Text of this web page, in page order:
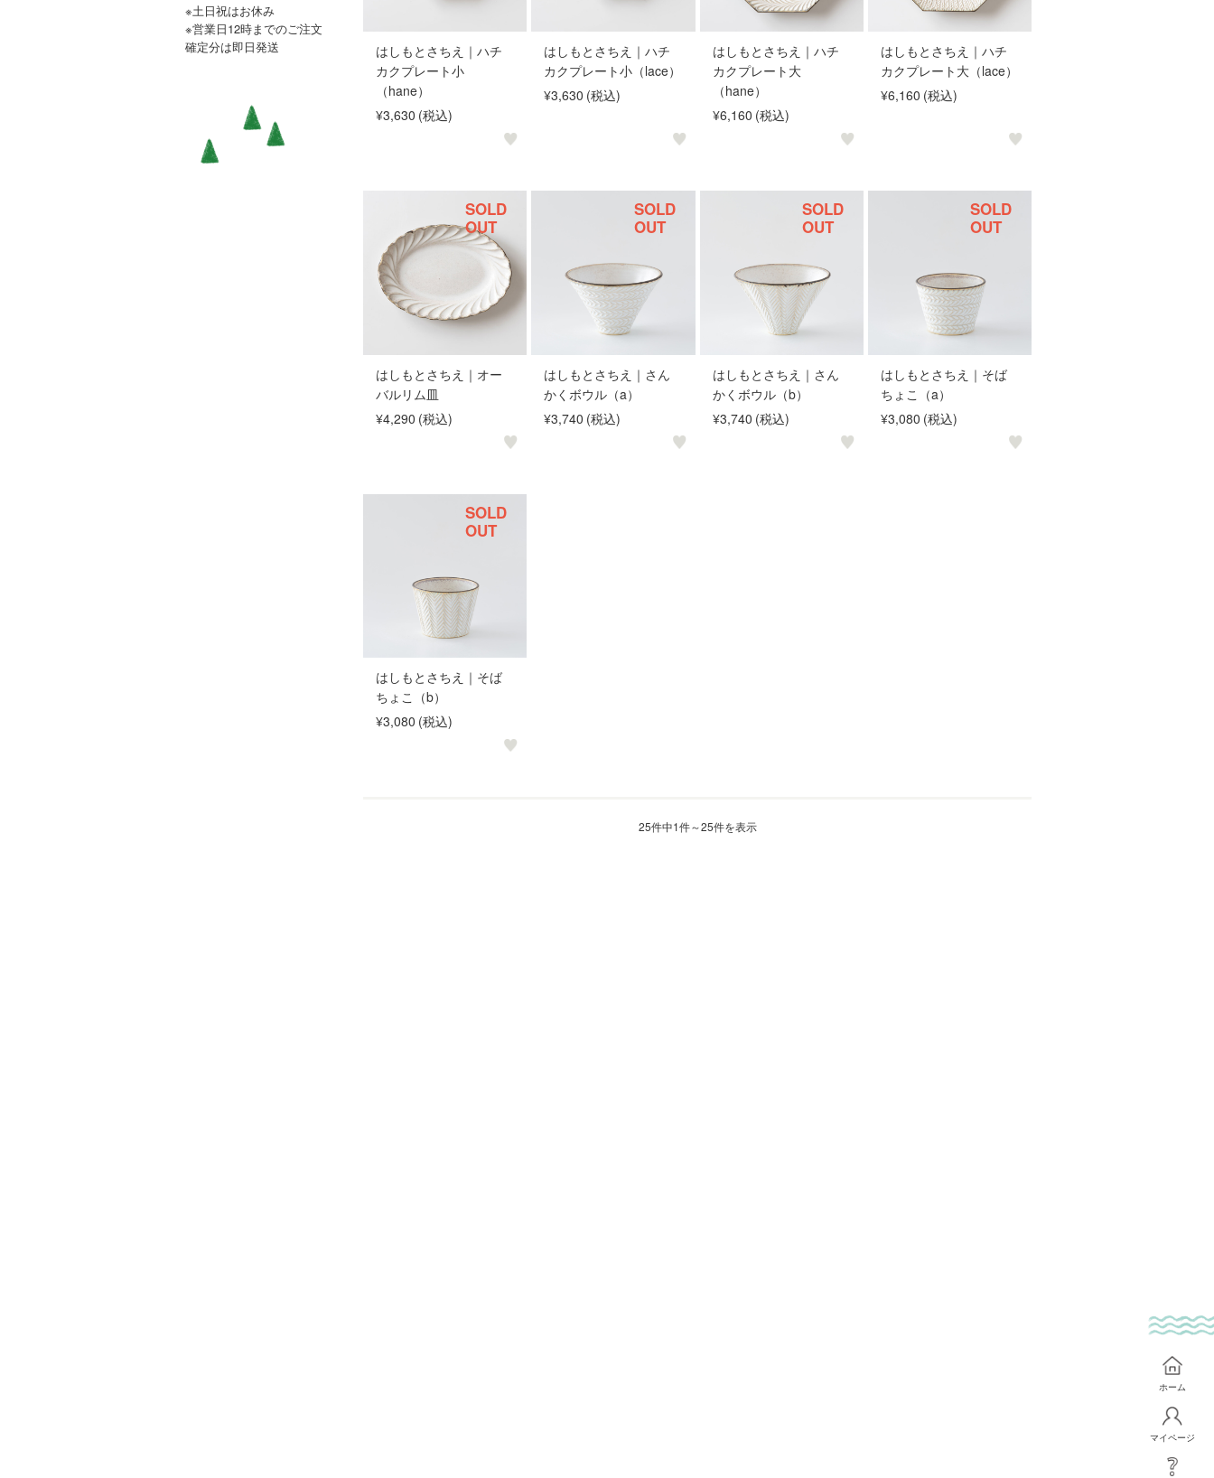
ホーム
マイページ
はしもとさちえ｜ハチ
カクプレート小
（hane）
¥3,630 (税込)
はしもとさちえ｜ハチ
カクプレート小（lace）
¥3,630 (税込)
はしもとさちえ｜ハチ
カクプレート大
（hane）
¥6,160 (税込)
はしもとさちえ｜ハチ
カクプレート大（lace）
¥6,160 (税込)
はしもとさちえ｜オー
バルリム皿
¥4,290 (税込)
SOLD
OUT
はしもとさちえ｜さん
かくボウル（a）
¥3,740 (税込)
SOLD
OUT
はしもとさちえ｜さん
かくボウル（b）
¥3,740 (税込)
SOLD
OUT
はしもとさちえ｜そば
ちょこ（a）
¥3,080 (税込)
SOLD
OUT
はしもとさちえ｜そば
ちょこ（b）
¥3,080 (税込)
SOLD
OUT
25件中1件～25件を表示
※土日祝はお休み
※営業日12時までのご注文
確定分は即日発送